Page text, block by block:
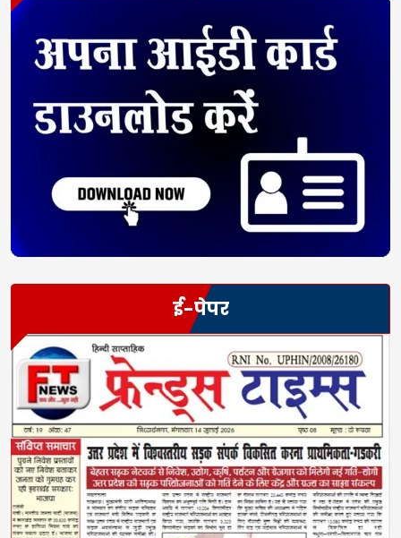
ई-पेपर